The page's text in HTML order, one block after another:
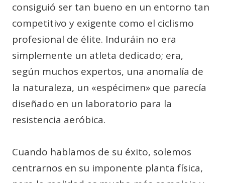
consiguió ser tan bueno en un entorno tan
competitivo y exigente como el ciclismo
profesional de élite. Induráin no era
simplemente un atleta dedicado; era,
según muchos expertos, una anomalía de
la naturaleza, un «espécimen» que parecía
diseñado en un laboratorio para la
resistencia aeróbica.
Cuando hablamos de su éxito, solemos
centrarnos en su imponente planta física,